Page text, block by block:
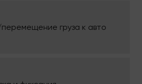
груза к авто